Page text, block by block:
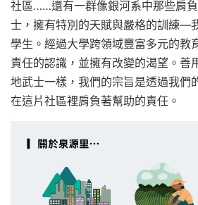
社區……還有一群像銀河系中那些肩
士，擁有特別的天賦與嚴格的訓練—
學生。經過大學跨領域豐富多元的教
責任的認識，並擁有改變的渴望。善
地武士一樣，我們的宗旨是透過我們
在這片社區裡肩負著幫助的責任。